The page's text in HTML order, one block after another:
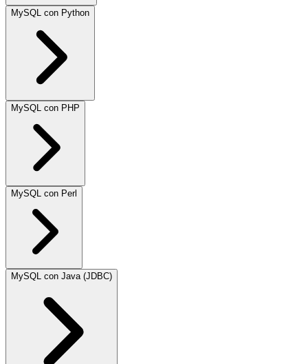
MySQL con Python
MySQL con PHP
MySQL con Perl
MySQL con Java (JDBC)